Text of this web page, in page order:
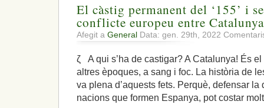
El càstig permanent del ‘155’ i
conflicte europeu entre
Afegit a General Data: gen. 29th, 2022
ζ A qui s’ha de castigar? A Catalunya! És
altres èpoques, a sang i foc. La història de
va plena d’aquests fets. Perquè, defensar
nacions que formen Espanya, pot costar